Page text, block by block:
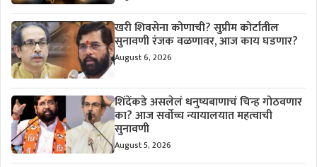
खरी शिवसेना कोणाची? सुप्रीम कोर्टातील
सुनावणी रंजक वळणावर, आज काय घडणार?
August 6, 2026
शिंदेंकडे असलेलं धनुष्यबाणाचं चिन्ह गोठवणार
का? आज सर्वोच्च न्यायालयात महत्वाची
सुनावणी
August 5, 2026